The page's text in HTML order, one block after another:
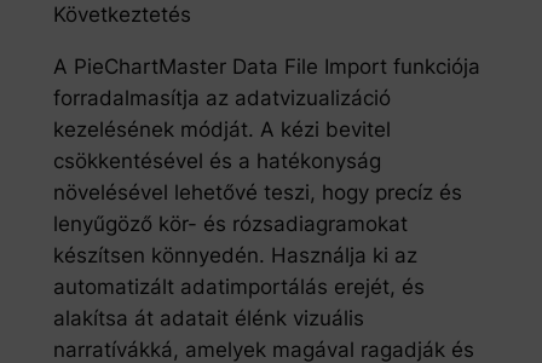
Következtetés
A PieChartMaster Data File Import funkciója
forradalmasítja az adatvizualizáció
kezelésének módját. A kézi bevitel
csökkentésével és a hatékonyság
növelésével lehetővé teszi, hogy precíz és
lenyűgöző kör- és rózsadiagramokat
készítsen könnyedén. Használja ki az
automatizált adatimportálás erejét, és
alakítsa át adatait élénk vizuális
narratívákká, amelyek magával ragadják és